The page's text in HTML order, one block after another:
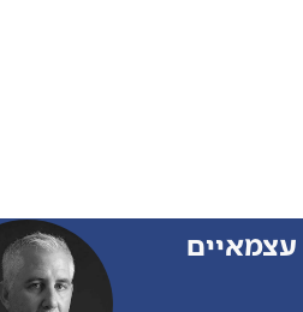
עצמאיים